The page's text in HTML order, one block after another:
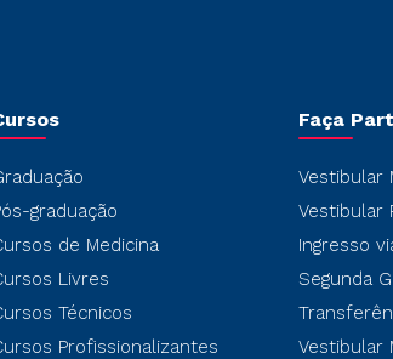
graduação
de Medicina
Livres
Técnicos
Profissionalizantes
Faça
Vestibular
Vestibular
Ingresso
Segunda
Vestibular